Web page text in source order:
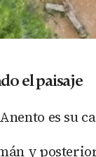
el paisaje
es
y